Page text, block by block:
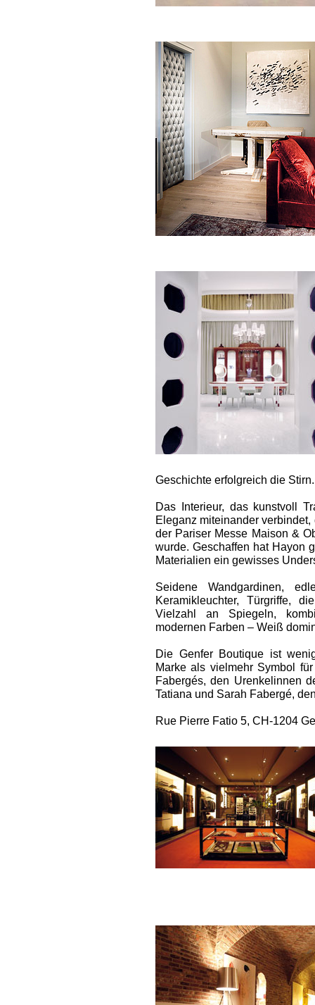
Geschichte erfolgreich die Stirn.
Das Interieur, das kunstvoll
Eleganz miteinander
der Pariser Messe Maison &
wurde. Geschaffen hat Hayon
Materialien ein gewisses
Seide­ne Wandgardinen,
Keramikleuchter, Türgriffe,
Vielzahl an Spiegeln,
modernen Farben – Weiß
Die Genfer Boutique ist
Marke als vielmehr Symbol
Fabergés, den Urenkelinnen
Tatiana und Sarah Fabergé,
Rue Pierre Fatio 5, CH-1204